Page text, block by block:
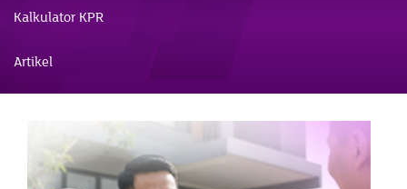
Kalkulator KPR
Artikel